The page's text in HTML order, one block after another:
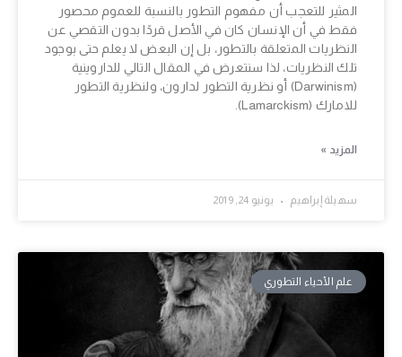
المثير للتعجب أن مفهوم التطور بالنسبة للعموم محصور
فقط في أن الإنسان كان في الأصل قردًا بدون التقصي عن
النظريات المتعلقة بالتطور، بل إن البعض لا يعلم حتى بوجود
تلك النظريات، لذا سنتعرض في المقال التالي للداروينية
(Darwinism) أو نظرية التطور لدارون، ولنظرية التطور
للامارك (Lamarckism).
المزيد »
سهيلة إبراهيم يونيو 24, 2019
علم الأحياء التطوري